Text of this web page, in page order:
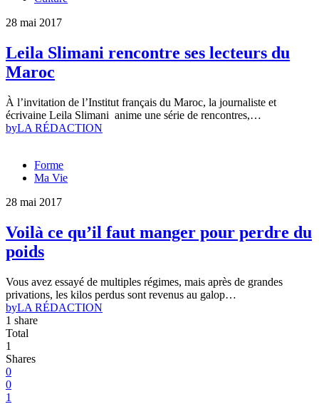
28 mai 2017
Leila Slimani rencontre ses lecteurs du
Maroc
À l’invitation de l’Institut français du Maroc, la journaliste et
écrivaine Leila Slimani anime une série de rencontres,…
byLA RÉDACTION
Forme
Ma Vie
28 mai 2017
Voilà ce qu’il faut manger pour perdre du
poids
Vous avez essayé de multiples régimes, mais après de grandes
privations, les kilos perdus sont revenus au galop…
byLA RÉDACTION
1 share
Total
1
Shares
0
0
1